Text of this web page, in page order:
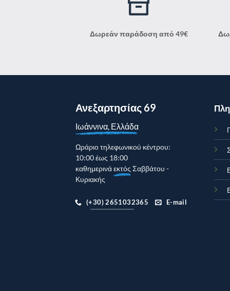
Δωρεάν παράδοση από 49€
Ανεξαρτησίας 69
Ιωάννινα, Ελλάδα
Ωράριο τηλεφωνικού κέντρου:
10:00 έως 18:00
καθημερινάεκτός Σαββάτου -
Κυριακής
(+30) 2651032365 E-mail